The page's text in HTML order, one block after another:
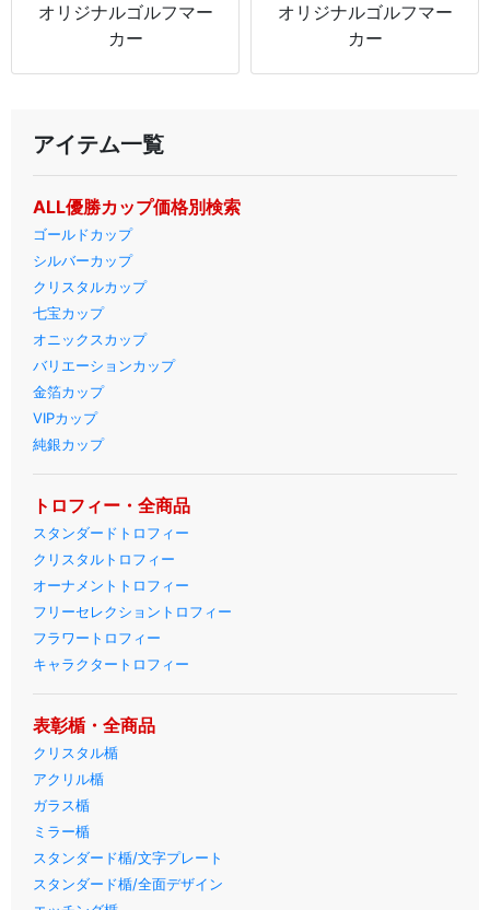
オリジナルゴルフマー
カー
オリジナルゴルフマー
カー
アイテム一覧
ALL優勝カップ価格別検索
ゴールドカップ
シルバーカップ
クリスタルカップ
七宝カップ
オニックスカップ
バリエーションカップ
金箔カップ
VIPカップ
純銀カップ
トロフィー・全商品
スタンダードトロフィー
クリスタルトロフィー
オーナメントトロフィー
フリーセレクショントロフィー
フラワートロフィー
キャラクタートロフィー
表彰楯・全商品
クリスタル楯
アクリル楯
ガラス楯
ミラー楯
スタンダード楯/文字プレート
スタンダード楯/全面デザイン